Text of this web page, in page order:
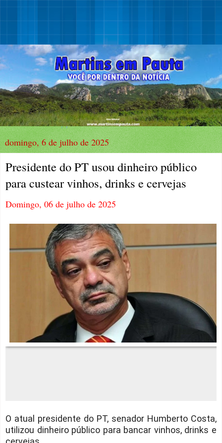
domingo, 6 de julho de 2025
Presidente do PT usou dinheiro público
para custear vinhos, drinks e cervejas
Domingo, 06 de julho de 2025
O atual presidente do PT, senador Humberto Costa,
utilizou dinheiro público para bancar vinhos, drinks e